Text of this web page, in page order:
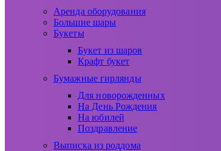
Аренда оборудования
Большие шары
Букеты
Букет из шаров
Крафт букет
Бумажные гирлянды
Для новорожденных
На День Рождения
На юбилей
Поздравление
Выписка из роддома